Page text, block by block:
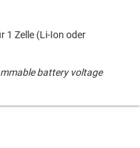
1 Zelle (Li-Ion oder
battery voltage